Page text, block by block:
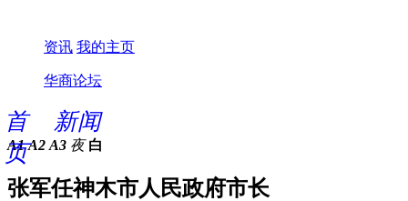
资讯 我的主页
华商论坛
首
页
新闻
A1 A2 A3 夜 白
张军任神木市人民政府市长